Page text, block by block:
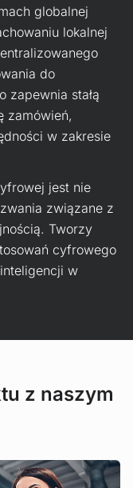
globalnej
lokalnej
do
zapewnia stałą
zamówień,
w zakresie
jest nie
związane z
Tworzy
cyfrowego
w
z naszym